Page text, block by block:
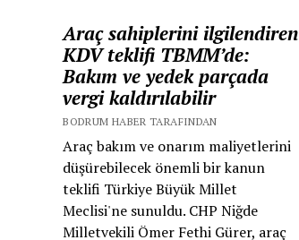
Araç sahiplerini ilgilendiren
KDV teklifi TBMM’de:
Bakım ve yedek parçada
vergi kaldırılabilir
BODRUM HABER TARAFINDAN
Araç bakım ve onarım maliyetlerini
düşürebilecek önemli bir kanun
teklifi Türkiye Büyük Millet
Meclisi'ne sunuldu. CHP Niğde
Milletvekili Ömer Fethi Gürer, araç